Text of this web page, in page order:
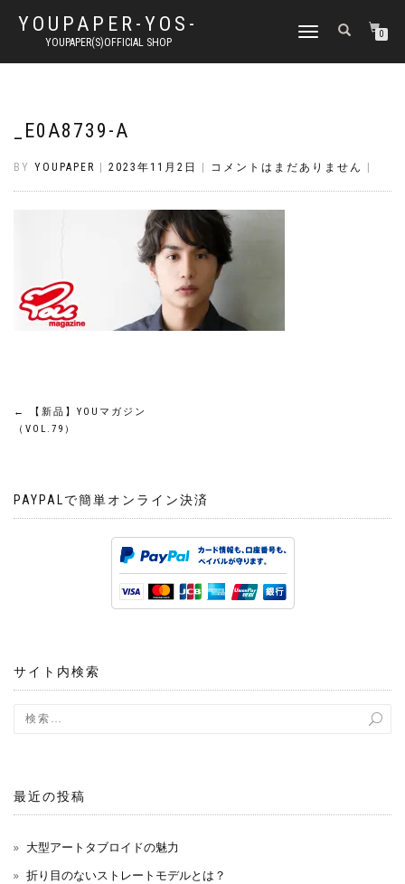
YOUPAPER-YOS-
YOUPAPER(S)OFFICIAL SHOP
ナ
ゲ
り
0
_E0A8739-A
BY YOUPAPER 2023年11月2日 コメントはまだありません
投
ナ
ョ
ン
←
【新品】YOUマガジン
（VOL.79）
PAYPALで簡単オンライン決済
サイト内検索
最近の投稿
大型アートタブロイドの魅力
折り目のないストレートモデルとは？